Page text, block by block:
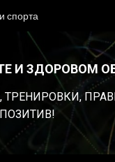
спорта
И ЗДОРОВОМ
ТРЕНИРОВКИ,